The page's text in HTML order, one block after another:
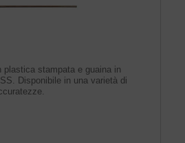
plastica stampata e guaina in
Disponibile in una varietà di